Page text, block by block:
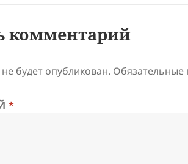
комментарий
будет опубликован.
*